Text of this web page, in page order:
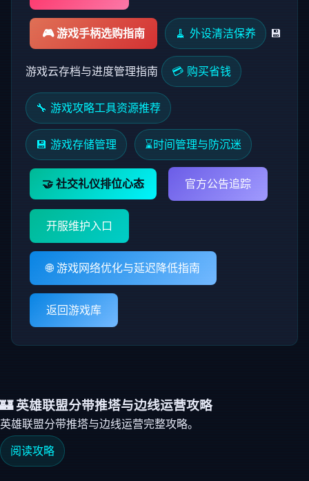
🎮 游戏手柄选购指南 🧹 外设清洁保养 💾
游戏云存档与进度管理指南 💳 购买省钱
🔧 游戏攻略工具资源推荐
💾 游戏存储管理 ⌛时间管理与防沉迷
🤝 社交礼仪排位心态 官方公告追踪
开服维护入口
🌐 游戏网络优化与延迟降低指南
返回游戏库
🏰 英雄联盟分带推塔与边线运营攻略
英雄联盟分带推塔与边线运营完整攻略。
阅读攻略